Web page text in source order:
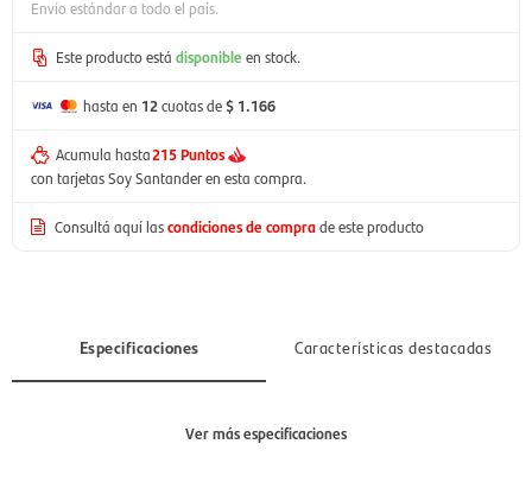
Envío estándar a todo el país.
Este producto está disponible en stock.
hasta en 12cuotas de$ 1.166
Acumula hasta215 Puntos
con tarjetas Soy Santander en esta compra.
Consultá aquí lascondiciones de comprade este producto
Especificaciones Características destacadas
Ver más especificaciones